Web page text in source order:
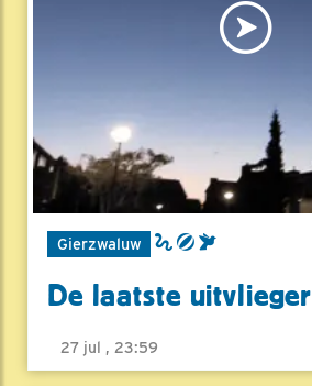
Gierzwaluw
De laatste uitvlieger
27 jul , 23:59